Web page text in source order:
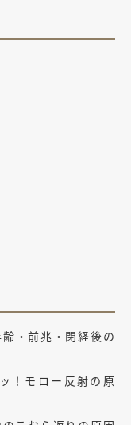
・前兆・閉経後の
！モロー反射の原